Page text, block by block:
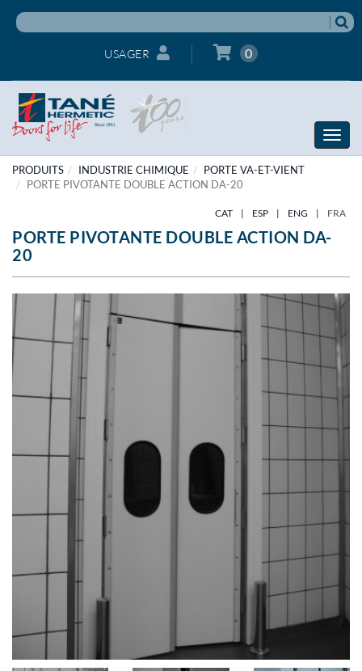
USAGER 0
Toggle
PRODUITS
INDUSTRIE CHIMIQUE
PORTE VA-ET-VIENT
PORTE PIVOTANTE DOUBLE ACTION DA-20
CAT | ESP | ENG | FRA
PORTE PIVOTANTE DOUBLE ACTION DA-
20